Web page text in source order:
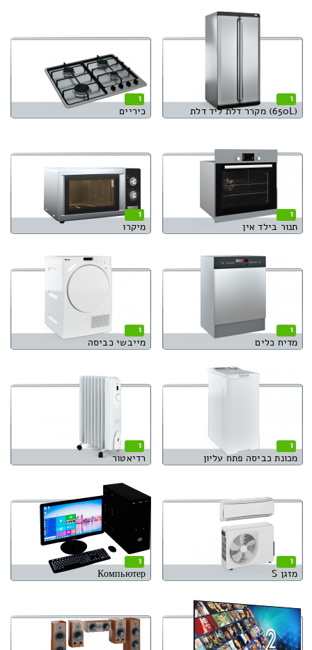
1
(650L) מקרר דלת ליד דלת
1
כיריים
1
תנור בילד אין
1
מיקרו
1
מדיח כלים
1
מייבשי כביסה
1
מכונת כביסה פתח עליון
1
רדיאטור
1
מזגן S
1
Компьютер